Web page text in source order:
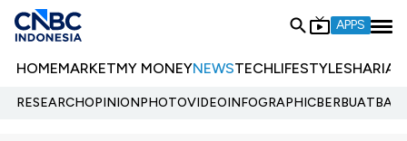
APPS
HOMEMARKETMY MONEYNEWSTECHLIFESTYLESHARIA
RESEARCHOPINIONPHOTOVIDEOINFOGRAPHIC